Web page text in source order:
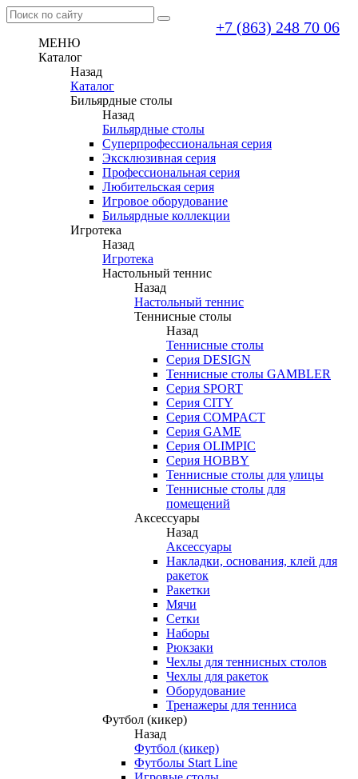
+7 (863) 248 70 06
МЕНЮ
Каталог
Назад
Каталог
Бильярдные столы
Назад
Бильярдные столы
Суперпрофессиональная серия
Эксклюзивная серия
Профессиональная серия
Любительская серия
Игровое оборудование
Бильярдные коллекции
Игротека
Назад
Игротека
Настольный теннис
Назад
Настольный теннис
Теннисные столы
Назад
Теннисные столы
Серия DESIGN
Теннисные столы GAMBLER
Серия SPORT
Серия CITY
Серия COMPACT
Серия GAME
Серия OLIMPIC
Серия HOBBY
Теннисные столы для улицы
Теннисные столы для
помещений
Аксессуары
Назад
Аксессуары
Накладки, основания, клей для
ракеток
Ракетки
Мячи
Сетки
Наборы
Рюкзаки
Чехлы для теннисных столов
Чехлы для ракеток
Оборудование
Тренажеры для тенниса
Футбол (кикер)
Назад
Футбол (кикер)
Футболы Start Line